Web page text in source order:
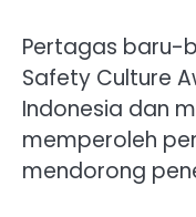
Pertagas baru-
Safety Culture
Indonesia dan
memperoleh
mendorong